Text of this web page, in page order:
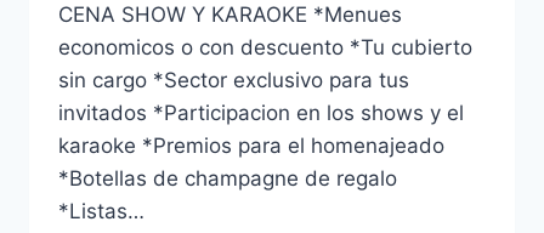
CENA SHOW Y KARAOKE *Menues
economicos o con descuento *Tu cubierto
sin cargo *Sector exclusivo para tus
invitados *Participacion en los shows y el
karaoke *Premios para el homenajeado
*Botellas de champagne de regalo
*Listas…